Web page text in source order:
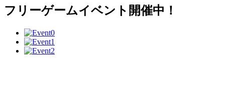
フリーゲームイベント開催中！